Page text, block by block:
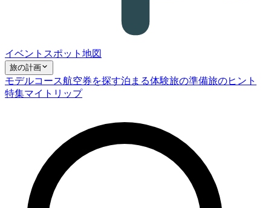
イベント スポット 地図
旅の計画
モデルコース航空券を探す泊まる体験旅の準備旅のヒント
特集マイトリップ